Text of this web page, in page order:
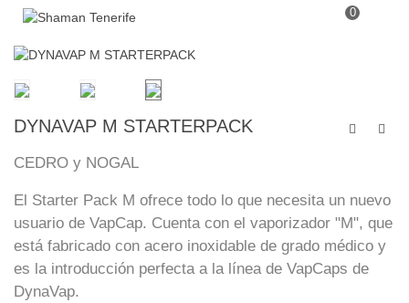
0
DYNAVAP M STARTERPACK
CEDRO y NOGAL
El Starter Pack M ofrece todo lo que necesita un nuevo
usuario de VapCap. Cuenta con el vaporizador "M", que
está fabricado con acero inoxidable de grado médico y
es la introducción perfecta a la línea de VapCaps de
DynaVap.